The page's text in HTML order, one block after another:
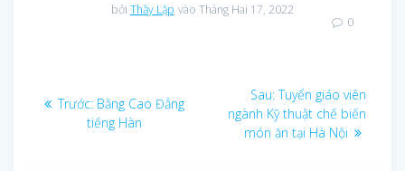
bởi Thầy Lập vào Tháng Hai 17, 2022
0
Trước: Bài
trước
Bằng Cao Đẳng
tiếng Hàn
Sau:Bài
sau:
Tuyển giáo viên
ngành Kỹ thuật chế biến
món ăn tại Hà Nội